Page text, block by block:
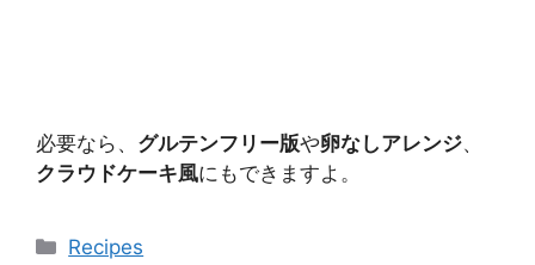
必要なら、 グルテンフリー版や卵なしアレンジ、
クラウドケーキ風にもできますよ。
Categories
Recipes